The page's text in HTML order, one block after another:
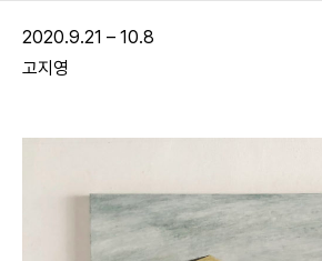
2020.9.21 – 10.8
고지영